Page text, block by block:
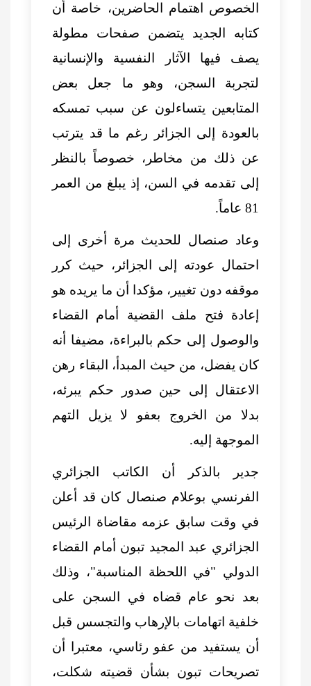
الخصوص اهتمام الحاضرين، خاصة أن
كتابه الجديد يتضمن صفحات مطولة
يصف فيها الآثار النفسية والإنسانية
لتجربة السجن، وهو ما جعل بعض
المتابعين يتساءلون عن سبب تمسكه
بالعودة إلى الجزائر رغم ما قد يترتب
عن ذلك من مخاطر، خصوصاً بالنظر
إلى تقدمه في السن، إذ يبلغ من العمر
81 عاماً.
وعاد صنصال للحديث مرة أخرى إلى
احتمال عودته إلى الجزائر، حيث كرر
موقفه دون تغيير، مؤكدا أن ما يريده هو
إعادة فتح ملف القضية أمام القضاء
والوصول إلى حكم بالبراءة، مضيفا أنه
كان يفضل، من حيث المبدأ، البقاء رهن
الاعتقال إلى حين صدور حكم يبرئه،
بدلا من الخروج بعفو لا يزيل التهم
الموجهة إليه.
جدير بالذكر أن الكاتب الجزائري
الفرنسي بوعلام صنصال كان قد أعلن
في وقت سابق عزمه مقاضاة الرئيس
الجزائري عبد المجيد تبون أمام القضاء
الدولي "في اللحظة المناسبة"، وذلك
بعد نحو عام قضاه في السجن على
خلفية اتهامات بالإرهاب والتجسس قبل
أن يستفيد من عفو رئاسي، معتبرا أن
تصريحات تبون بشأن قضيته شكلت،